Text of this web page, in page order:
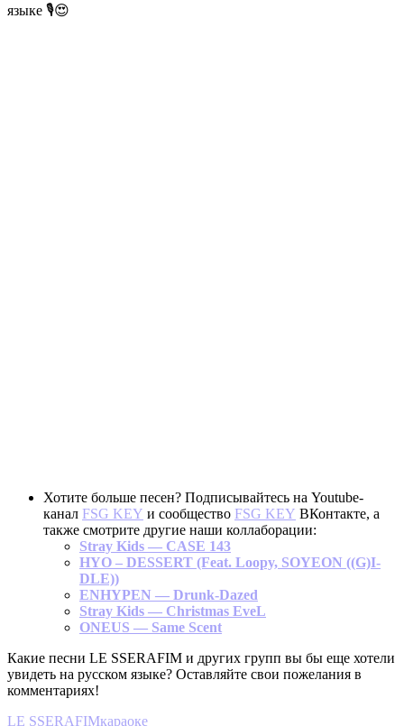
языке 🎙😍
Хотите больше песен? Подписывайтесь на Youtube-
канал FSG KEY и сообщество FSG KEY ВКонтакте, а
также смотрите другие наши коллаборации:
Stray Kids — CASE 143
HYO – DESSERT (Feat. Loopy, SOYEON ((G)I-
DLE))
ENHYPEN — Drunk-Dazed
Stray Kids — Christmas EveL
ONEUS — Same Scent
Какие песни LE SSERAFIM и других групп вы бы еще хотели
увидеть на русском языке? Оставляйте свои пожелания в
комментариях!
LE SSERAFIMкараоке